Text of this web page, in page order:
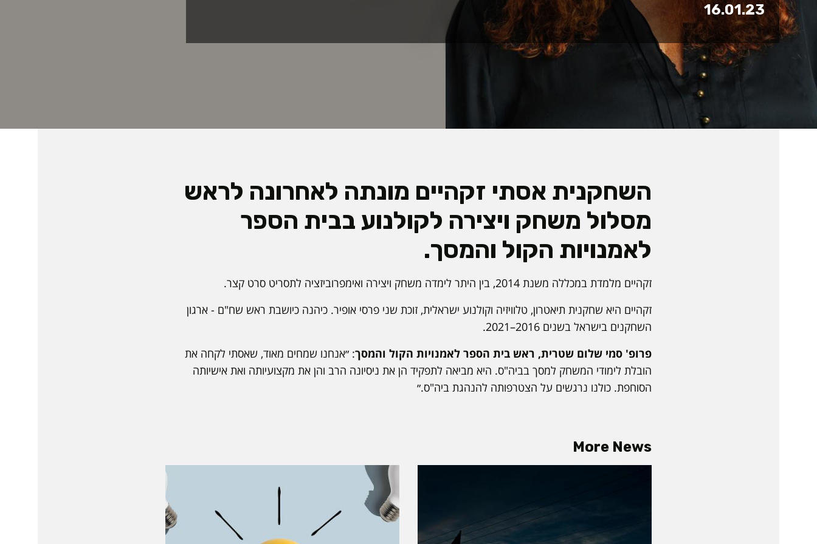
16.01.23
השחקנית אסתי זקהיים מונתה לאחרונה לראש
מסלול משחק ויצירה לקולנוע בבית הספר
לאמנויות הקול והמסך.
זקהיים מלמדת במכללה משנת 2014, בין היתר לימדה משחק ויצירה ואימפרוביזציה לתסריט סרט קצר.
זקהיים היא שחקנית תיאטרון, טלוויזיה וקולנוע ישראלית, זוכת שני פרסי אופיר. כיהנה כיושבת ראש שח"ם - ארגון
השחקנים בישראל בשנים 2016–2021.
פרופ' סמי שלום שטרית, ראש בית הספר לאמנויות הקול והמסך: ״אנחנו שמחים מאוד, שאסתי לקחה את
הובלת לימודי המשחק למסך בביה"ס. היא מביאה לתפקיד הן את ניסיונה הרב והן את מקצועיותה ואת אישיותה
הסוחפת. כולנו נרגשים על הצטרפותה להנהגת ביה"ס.״
More News